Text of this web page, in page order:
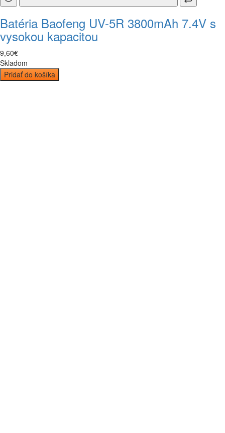
Batéria Baofeng UV-5R 3800mAh 7.4V s
vysokou kapacitou
9,60€
Skladom
Pridať do košíka